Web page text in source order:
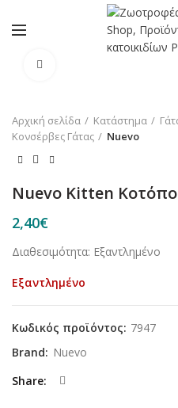
Αρχική σελίδα Κατάστημα
Κονσέρβες Γάτας
Nuevo
Nuevo Kitten
2,40€
Διαθεσιμότητα: Εξαντλημένο
Εξαντλημένο
Κωδικός προϊόντος: 7947
Brand: Nuevo
Share